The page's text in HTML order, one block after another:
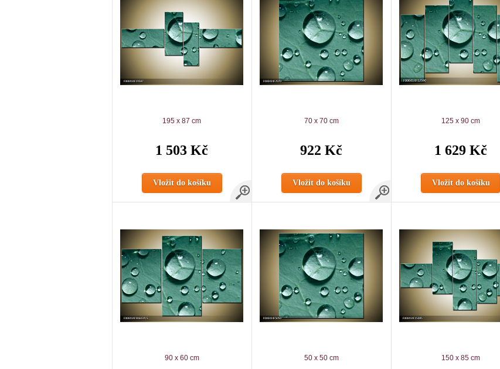
195 x 87 cm
1 503 Kč
Vložit do košíku
70 x 70 cm
922 Kč
Vložit do košíku
125 x 90 cm
1 629 Kč
Vložit do košíku
90 x 60 cm 50 x 50 cm 150 x 85 cm